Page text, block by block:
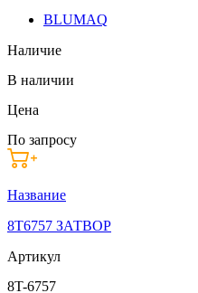
BLUMAQ
Наличие
В наличии
Цена
По запросу
Название
8T6757 ЗАТВОР
Артикул
8T-6757